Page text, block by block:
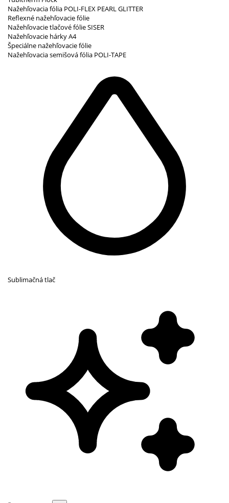
Nažehľovacia fólia POLI-FLEX PEARL GLITTER
Reflexné nažehľovacie fólie
Nažehľovacie tlačové fólie SISER
Nažehľovacie hárky A4
Špeciálne nažehľovacie fólie
Nažehľovacia semišová fólia POLI-TAPE
Sublimačná tlač